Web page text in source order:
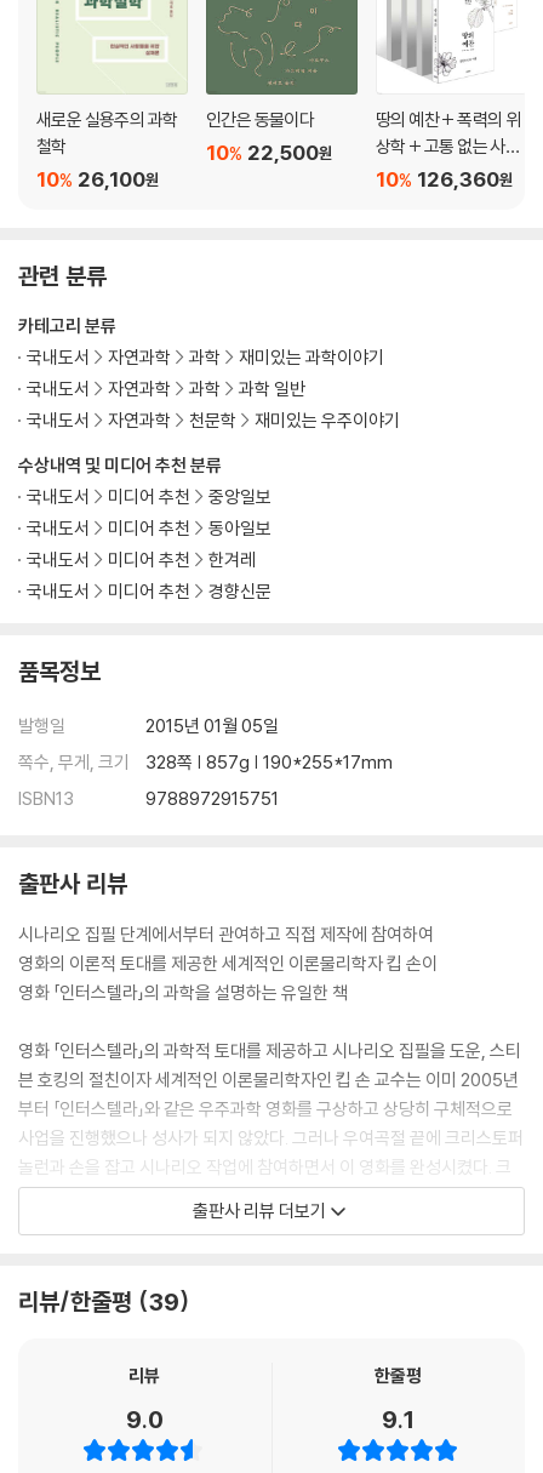
전문적인 주석
참고 문헌
인명 색인
사항 색인
새로운 실용주의 과학
철학
26,100원
10%
인간은 동물이다
22,500원
10%
땅의 예찬 + 폭력의 위
상학 + 고통 없는 사회
+ 리추얼의 종말 + 사
126,360원
10%
관련 분류
수상내역 및 미디어 추천 분류
국내도서
미디어 추천
중앙일보
국내도서
미디어 추천
동아일보
국내도서
미디어 추천
한겨레
국내도서
미디어 추천 경향신문
카테고리 분류
국내도서
자연과학 과학
재미있는 과학이야기
국내도서
자연과학 과학
과학 일반
국내도서
자연과학 천문학 재미있는 우주이야기
품목정보
발행일
2015년 01월 05일
쪽수, 무게, 크기
328쪽 | 857g | 190*255*17mm
ISBN13
9788972915751
출판사 리뷰
시나리오 집필 단계에서부터 관여하고 직접 제작에 참여하여
영화의 이론적 토대를 제공한 세계적인 이론물리학자 킵 손이
영화 「인터스텔라」의 과학을 설명하는 유일한 책
영화 「인터스텔라」의 과학적 토대를 제공하고 시나리오 집필을 도운, 스티
븐 호킹의 절친이자 세계적인 이론물리학자인 킵 손 교수는 이미 2005년
부터 「인터스텔라」와 같은 우주과학 영화를 구상하고 상당히 구체적으로
사업을 진행했으나 성사가 되지 않았다. 그러나 우여곡절 끝에 크리스토퍼
놀런과 손을 잡고 시나리오 작업에 참여하면서 이 영화를 완성시켰다. 크
리스토퍼 놀런의 최신작 「인터스텔라」는 우리를 우리 우주의 가장 먼 곳과
그 너머 제5 차원(또는 물리학자들이 말하는 “벌크”)을 향한 환상적인 여
물리학자 킵 손의 덕분이다. 블랙홀부터, 웜홀, 휜 시간, 휜 공간, 특이점,
육면체), 그밖에 훨씬 더 많은 것들까지, 킵 손은 이 책에서 영화 「인터스텔
설명한다. 『인터스텔라의 과학』에서 당신은 진짜 과학이 과학소설에 못지
않게 기묘할 수 있음을 배우게 될 것이다.
출판사 리뷰 더보기
리뷰/한줄평 39
리뷰
9.0
한줄평
9.1